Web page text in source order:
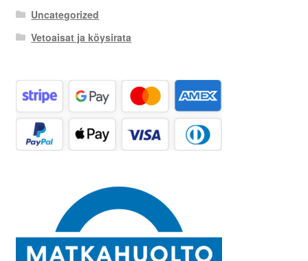
Uncategorized
Vetoaisat ja köysirata